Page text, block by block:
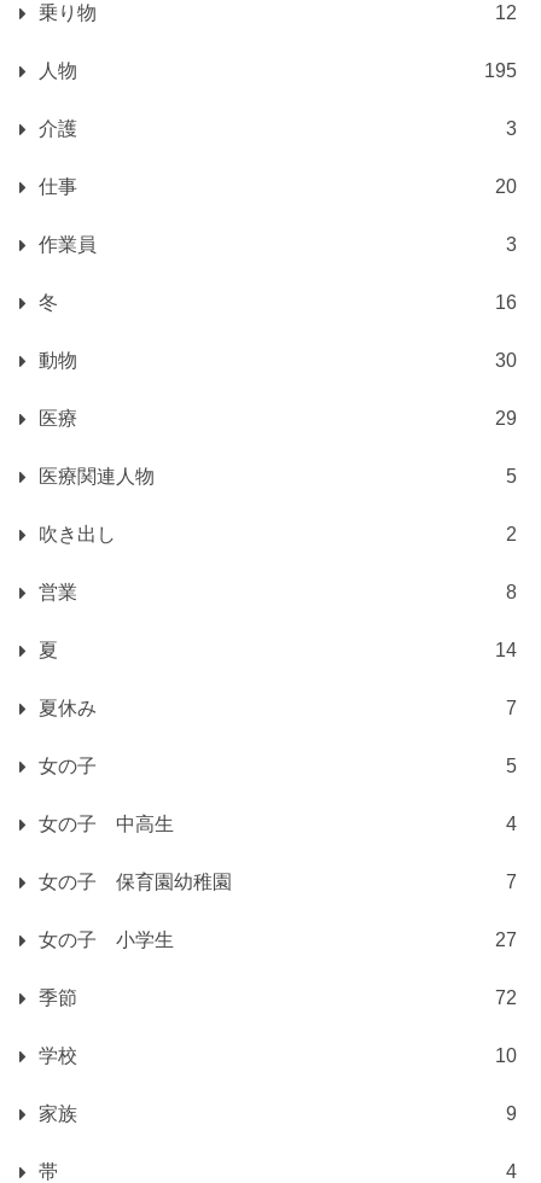
乗り物 12
人物 195
介護 3
仕事 20
作業員 3
冬 16
動物 30
医療 29
医療関連人物 5
吹き出し 2
営業 8
夏 14
夏休み 7
女の子 5
女の子 中高生 4
女の子 保育園幼稚園 7
女の子 小学生 27
季節 72
学校 10
家族 9
帯 4